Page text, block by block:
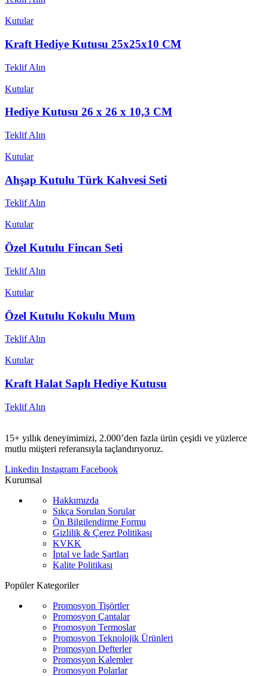
Kutular
Kraft Hediye Kutusu 25x25x10 CM
Teklif Alın
Kutular
Hediye Kutusu 26 x 26 x 10,3 CM
Teklif Alın
Kutular
Ahşap Kutulu Türk Kahvesi Seti
Teklif Alın
Kutular
Özel Kutulu Fincan Seti
Teklif Alın
Kutular
Özel Kutulu Kokulu Mum
Teklif Alın
Kutular
Kraft Halat Saplı Hediye Kutusu
Teklif Alın
15+ yıllık deneyimimizi, 2.000’den fazla ürün çeşidi ve yüzlerce
mutlu müşteri referansıyla taçlandırıyoruz.
Linkedin Instagram Facebook
Kurumsal
Hakkımızda
Sıkça Sorulan Sorular
Ön Bilgilendirme Formu
Gizlilik & Çerez Politikası
KVKK
İptal ve İade Şartları
Kalite Politikası
Popüler Kategoriler
Promosyon Tişörtler
Promosyon Çantalar
Promosyon Termoslar
Promosyon Teknolojik Ürünleri
Promosyon Defterler
Promosyon Kalemler
Promosyon Polarlar